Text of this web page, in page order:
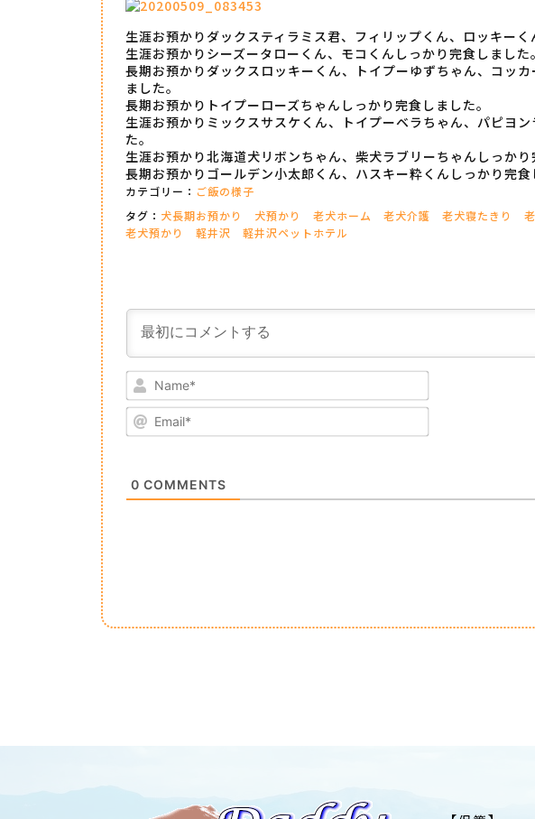
生涯お預かりダックスティラミス君、フィリップくん、ロッキーく
生涯お預かりシーズータローくん、モコくんしっかり完食しました。
長期お預かりダックスロッキーくん、トイプーゆずちゃん、コッ
ました。
長期お預かりトイプーローズちゃんしっかり完食しました。
生涯お預かりミックスサスケくん、トイプーベラちゃん、パピヨ
た。
生涯お預かり北海道犬リボンちゃん、柴犬ラブリーちゃんしっかり
長期お預かりゴールデン小太郎くん、ハスキー粋くんしっかり完食
カテゴリー： ご飯の様子
タグ： 犬長期お預かり 犬預かり 老犬ホーム 老犬介護 老犬寝たきり
老犬預かり
軽井沢 軽井沢ペットホテル
Name*
Email*
0 COMMENTS